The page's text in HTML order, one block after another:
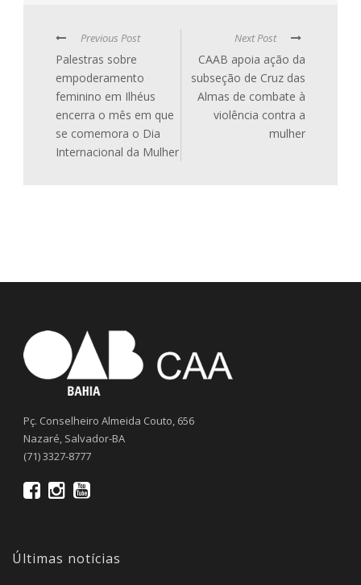
Previous Post
Palestras sobre
empoderamento
feminino em Ilhéus
encerra o mês em que
se comemora o Dia
Internacional da Mulher
Next Post
CAAB apoia ação da
subseção de Cruz das
Almas de combate à
violência contra a
mulher
Pç. Conselheiro Almeida Couto, 656
Nazaré, Salvador-BA
(71) 3327-8777
Últimas notícias